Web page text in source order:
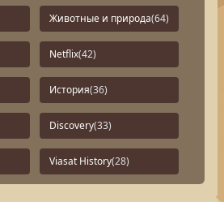
Животные и природа(64)
Netflix(42)
История(36)
Discovery(33)
Viasat History(28)